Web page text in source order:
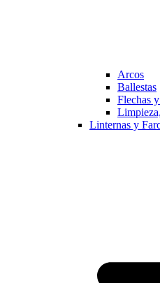
Arcos
Ballestas
Flechas
Linternas y